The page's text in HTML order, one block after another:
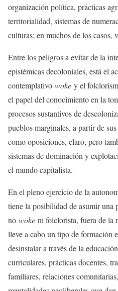
organización política, prácticas
territorialidad, sistemas de
culturas; en muchos de los casos,
Entre los peligros a evitar de la
epistémicas decoloniales, está el
contemplativo woke y el
el papel del conocimiento en la
procesos sustantivos de
pueblos marginales, a partir de
como oposiciones, claro, pero
sistemas de dominación y
el mundo capitalista.
En el pleno ejercicio de la
tiene la posibilidad de asumir
no woke ni folclorista, fuera de la
lleve a cabo un tipo de formación
desinstalar a través de la
curriculares, prácticas docentes,
familiares, relaciones